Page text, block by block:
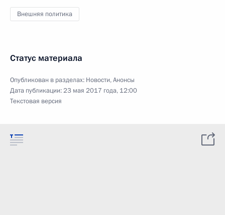
Внешняя политика
Статус материала
Опубликован в разделах: Новости,Анонсы
Дата публикации:23 мая 2017 года, 12:00
Текстовая версия